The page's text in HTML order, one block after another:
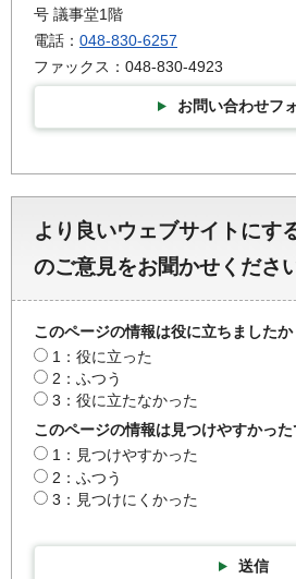
号 議事堂1階
電話： 048-830-6257
ファックス：048-830-4923
お問い合わせフ
より良いウェブサイトにす
のご意見をお聞かせくださ
このページの情報は役に立ちましたか
1：役に立った
2：ふつう
3：役に立たなかった
このページの情報は見つけやすかった
1：見つけやすかった
2：ふつう
3：見つけにくかった
送信